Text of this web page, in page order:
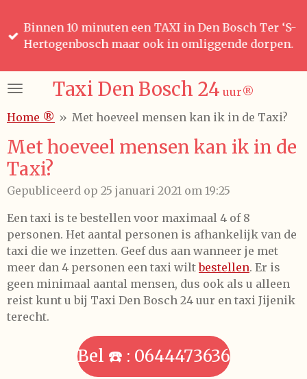
direct
naar
hoofdinhoudTaxi Den Bosch 24 uur®️
Binnen 10 minuten een TAXI in Den Bosch Ter ‘S-
Hertogenbosch maar ook in omliggende dorpen.
Home ®️ » Met hoeveel mensen kan ik in de Taxi?
Met hoeveel mensen kan ik in de
Taxi?
Gepubliceerd op 25 januari 2021 om 19:25
Een taxi is te bestellen voor maximaal 4 of 8
personen. Het aantal personen is afhankelijk van de
taxi die we inzetten. Geef dus aan wanneer je met
meer dan 4 personen een taxi wiltbestellen. Er is
geen minimaal aantal mensen, dus ook als u alleen
reist kunt u bij Taxi Den Bosch 24 uur en taxi Jijenik
terecht.
Bel ☎️ : 0644473636